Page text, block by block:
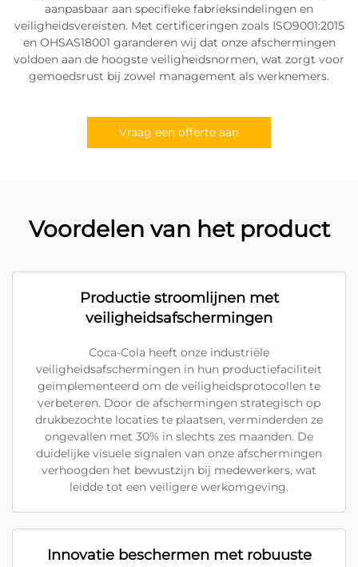
aanpasbaar aan specifieke fabrieksindelingen en
veiligheidsvereisten. Met certificeringen zoals ISO9001:2015
en OHSAS18001 garanderen wij dat onze afschermingen
voldoen aan de hoogste veiligheidsnormen, wat zorgt voor
gemoedsrust bij zowel management als werknemers.
Vraag een offerte aan
Voordelen van het product
Productie stroomlijnen met
veiligheidsafschermingen
Coca-Cola heeft onze industriële
veiligheidsafschermingen in hun productiefaciliteit
geïmplementeerd om de veiligheidsprotocollen te
verbeteren. Door de afschermingen strategisch op
drukbezochte locaties te plaatsen, verminderden ze
ongevallen met 30% in slechts zes maanden. De
duidelijke visuele signalen van onze afschermingen
verhoogden het bewustzijn bij medewerkers, wat
leidde tot een veiligere werkomgeving.
Innovatie beschermen met robuuste